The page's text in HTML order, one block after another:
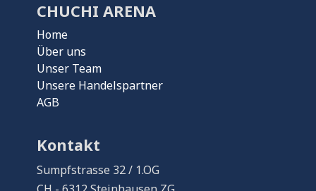
CHUCHI ARENA
Home
Über uns
Unser Team
Unsere Handelspartner
AGB
Kontakt
Sumpfstrasse 32 / 1.OG